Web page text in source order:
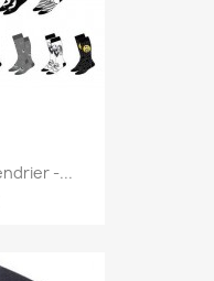
-...